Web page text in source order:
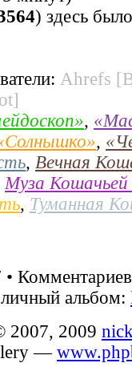
) здесь
Ahrefs
,
,
, Вечная
Муза
, Туманная
•
альбом:
2007, 2009
—